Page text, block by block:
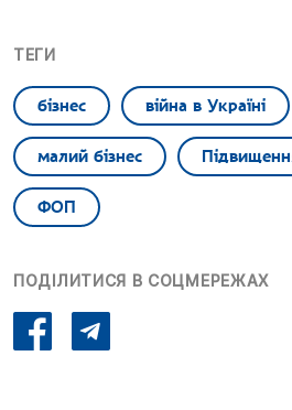
ТЕГИ
бізнес війна в Україні
малий бізнес
ФОП
ПОДІЛИТИСЯ В СОЦМЕРЕЖАХ